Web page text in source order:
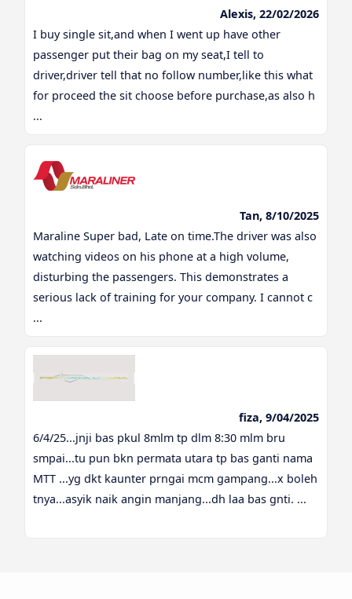
Alexis, 22/02/2026
I buy single sit,and when I went up have other
passenger put their bag on my seat,I tell to
driver,driver tell that no follow number,like this what
for proceed the sit choose before purchase,as also h
...
Tan, 8/10/2025
Maraline Super bad, Late on time.The driver was also
watching videos on his phone at a high volume,
disturbing the passengers. This demonstrates a
serious lack of training for your company. I cannot c
...
fiza, 9/04/2025
6/4/25...jnji bas pkul 8mlm tp dlm 8:30 mlm bru
smpai...tu pun bkn permata utara tp bas ganti nama
MTT ...yg dkt kaunter prngai mcm gampang...x boleh
tnya...asyik naik angin manjang...dh laa bas gnti. ...